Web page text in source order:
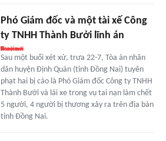
Phó Giám đốc và một tài xế Công
ty TNHH Thành Bưởi lĩnh án
Sau một buổi xét xử, trưa 22-7, Tòa án nhân
dân huyện Định Quán (tỉnh Đồng Nai) tuyên
phạt hai bị cáo là Phó Giám đốc Công ty TNHH
Thành Bưởi và lái xe trong vụ tai nạn làm chết
5 người, 4 người bị thương xảy ra trên địa bàn
tỉnh Đồng Nai.